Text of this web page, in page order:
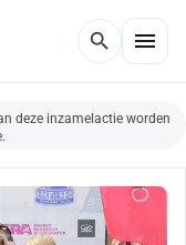
search menu
deze inzamelactie worden